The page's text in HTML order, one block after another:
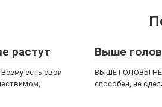
растут
есть свой
Выше
ВЫШЕ ГОЛОВЫ НЕ
способен, не